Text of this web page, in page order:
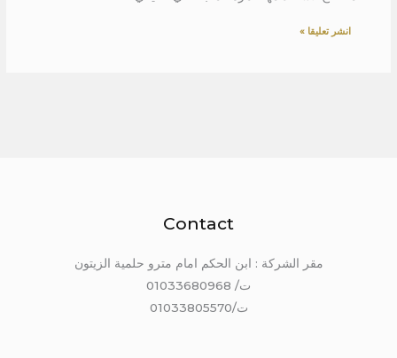
Contact
مقر الشركة : ابن الحكم امام مترو حلمية الزيتون
ت/ 01033680968
ت/01033805570